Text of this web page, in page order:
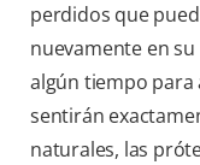
perdidos que
nuevamente en
algún tiempo para
sentirán
naturales, las